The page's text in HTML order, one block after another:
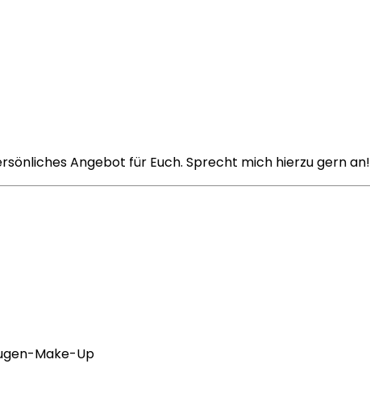
Angebot für Euch. Sprecht mich hierzu gern an!
Make-Up